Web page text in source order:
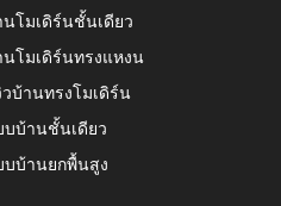
โมเดิร์นชั้นเดียว
โมเดิร์นทรงแหงน
บ้านทรงโมเดิร์น
บบ้านชั้นเดียว
บบ้านยกพื้นสูง